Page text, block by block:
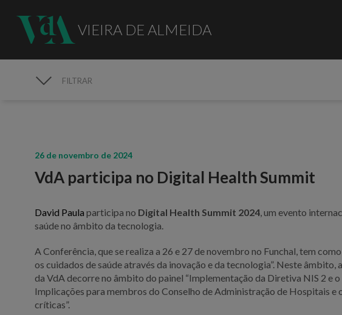
VIEIRA DE ALMEIDA
FILTRAR
26 de novembro de 2024
VdA participa no Digital Health Summit
David Paula participa no Digital Health Summit 2024 , um evento
saúde no âmbito da tecnologia.
A Conferência, que se realiza a 26 e 27 de novembro no Funchal, tem
os cuidados de saúde através da inovação e da tecnologia”. Neste
da VdA decorre no âmbito do painel “Implementação da Diretiva NIS 2 e
Implicações para membros do Conselho de Administração de Hospitais e
críticas”.